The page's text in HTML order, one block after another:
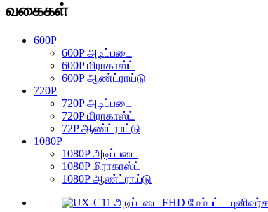
வகைகள்
600P
600P அடிப்படை
600P மிராகாஸ்ட்
600P ஆண்ட்ராய்டு
720P
720P அடிப்படை
720P மிராகாஸ்ட்
72P ஆண்ட்ராய்டு
1080P
1080P அடிப்படை
1080P மிராகாஸ்ட்
1080P ஆண்ட்ராய்டு